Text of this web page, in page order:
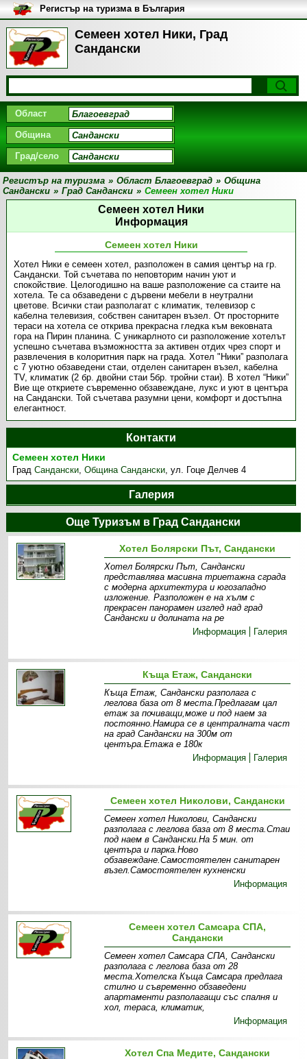
Семеен хотел Ники, Град
Сандански
Регистър на туризма в България
Област
Община
Град/село
Регистър на туризма » Област Благоевград » Община
Сандански » Град Сандански » Семеен хотел Ники
Семеен хотел Ники
Информация
Семеен хотел Ники
Хотел Ники е семеен хотел, разположен в самия център на гр.
Сандански. Той съчетава по неповторим начин уют и
спокойствие. Целогодишно на ваше разположение са стаите на
хотела. Те са обзаведени с дървени мебели в неутрални
цветове. Всички стаи разполагат с климатик, телевизор с
кабелна телевизия, собствен санитарен възел. От просторните
тераси на хотела се открива прекрасна гледка към вековната
гора на Пирин планина. С уникарлното си разположение хотелът
успешно съчетава възможността за активен отдих чрез спорт и
развлечения в колоритния парк на града. Хотел "Ники” разполага
с 7 уютно обзаведени стаи, отделен санитарен възел, кабелна
TV, климатик (2 бр. двойни стаи 5бр. тройни стаи). В хотел “Ники”
Вие ще откриете съвременно обзавеждане, лукс и уют в центъра
на Сандански. Той съчетава разумни цени, комфорт и достъпна
елегантност.
Контакти
Семеен хотел Ники
ГрадСандански,Община Сандански,ул. Гоце Делчев 4
Галерия
Още Туризъм в Град Сандански
Хотел Болярски Път, Сандански
Хотел Болярски Път, Сандански
представлява масивна триетажна сграда
с модерна архитектура и югозападно
изложение. Разположен е на хълм с
прекрасен панорамен изглед над град
Сандански и долината на ре
Информация
Галерия
Къща Етаж, Сандански
Къща Етаж, Сандански разполага с
леглова база от 8 места.Предлагам цал
етаж за почиващи,може и под наем за
постоянно.Намира се в централната част
на град Сандански на 300м от
центъра.Етажа е 180к
Информация
Галерия
Семеен хотел Николови, Сандански
Семеен хотел Николови, Сандански
разполага с леглова база от 8 места.Стаи
под наем в Сандански.На 5 мин. от
центъра и парка.Ново
обзавеждане.Самостоятелен санитарен
възел.Самостоятелен кухненски
Информация
Семеен хотел Самсара СПА,
Сандански
Семеен хотел Самсара СПА, Сандански
разполага с леглова база от 28
места.Хотелска Къща Самсара предлага
стилно и съвременно обзаведени
апартаменти разполагащи със спалня и
хол, тераса, климатик,
Информация
Хотел Спа Медите, Сандански